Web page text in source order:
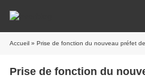
Accueil » Prise de fonction du nouveau préfet
Prise de fonction du